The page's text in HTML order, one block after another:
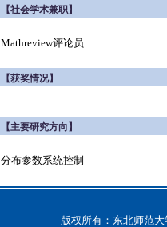
【社会学术兼职】
Mathreview评论员
【获奖情况】
【主要研究方向】
分布参数系统控制
版权所有：东北师范